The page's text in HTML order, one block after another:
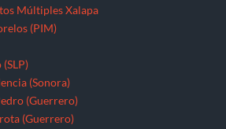
Múltiples Xalapa
(PIM)
(Sonora)
(Guerrero)
(Guerrero)